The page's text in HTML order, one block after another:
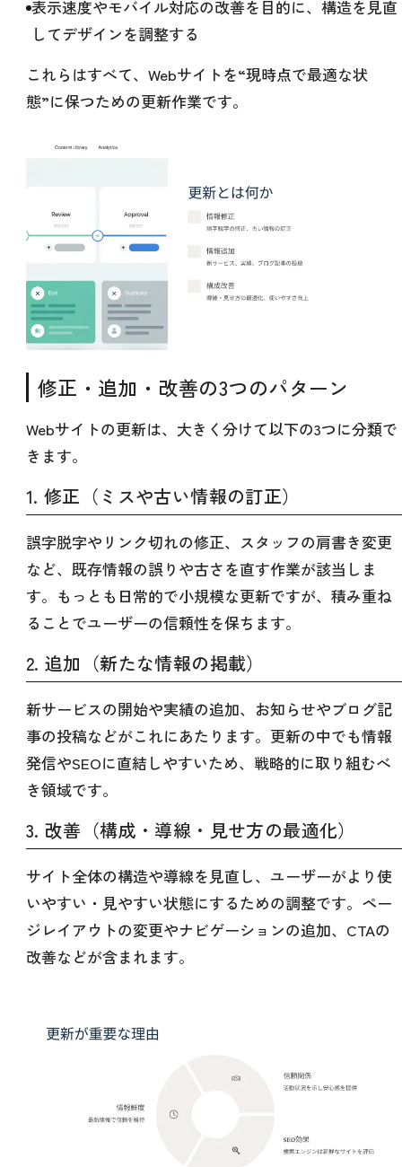
表示速度やモバイル対応の改善を目的に、構造を見直
してデザインを調整する
これらはすべて、Webサイトを“現時点で最適な状
態”に保つための更新作業です。
修正・追加・改善の3つのパターン
Webサイトの更新は、大きく分けて以下の3つに分類で
きます。
1. 修正（ミスや古い情報の訂正）
誤字脱字やリンク切れの修正、スタッフの肩書き変更
など、既存情報の誤りや古さを直す作業が該当しま
す。もっとも日常的で小規模な更新ですが、積み重ね
ることでユーザーの信頼性を保ちます。
2. 追加（新たな情報の掲載）
新サービスの開始や実績の追加、お知らせやブログ記
事の投稿などがこれにあたります。更新の中でも情報
発信やSEOに直結しやすいため、戦略的に取り組むべ
き領域です。
3. 改善（構成・導線・見せ方の最適化）
サイト全体の構造や導線を見直し、ユーザーがより使
いやすい・見やすい状態にするための調整です。ペー
ジレイアウトの変更やナビゲーションの追加、CTAの
改善などが含まれます。